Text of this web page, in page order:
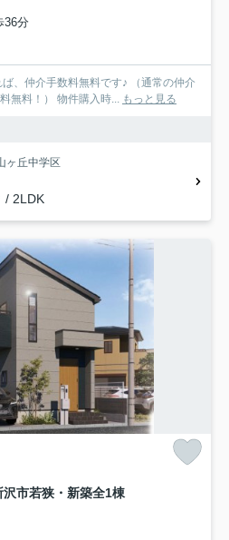
36分
、仲介手数料無料です♪ （通常の仲介
手数料は約115万円⇒仲介手数料無料！） 物件購入時... もっと見る
ヶ丘中学区
/ 2LDK
市若狭・新築全1棟